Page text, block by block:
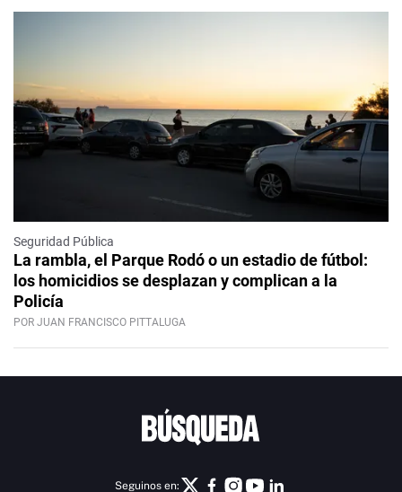
Seguridad Pública
La rambla, el Parque Rodó o un estadio de fútbol:
los homicidios se desplazan y complican a la
Policía
POR JUAN FRANCISCO PITTALUGA
Seguinos en: